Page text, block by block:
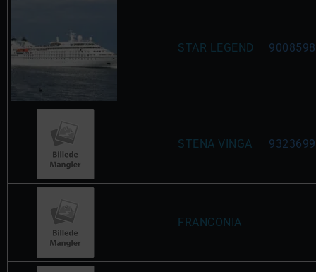
STAR LEGEND 9008598
STENA VINGA 9323699
FRANCONIA